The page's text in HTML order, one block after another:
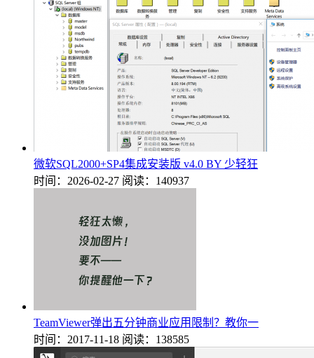
微软SQL2000+SP4集成安装版 v4.0 BY 少轻狂
时间：2026-02-27 阅读：140937
TeamViewer弹出五分钟商业应用限制？教你一
时间：2017-11-18 阅读：138585